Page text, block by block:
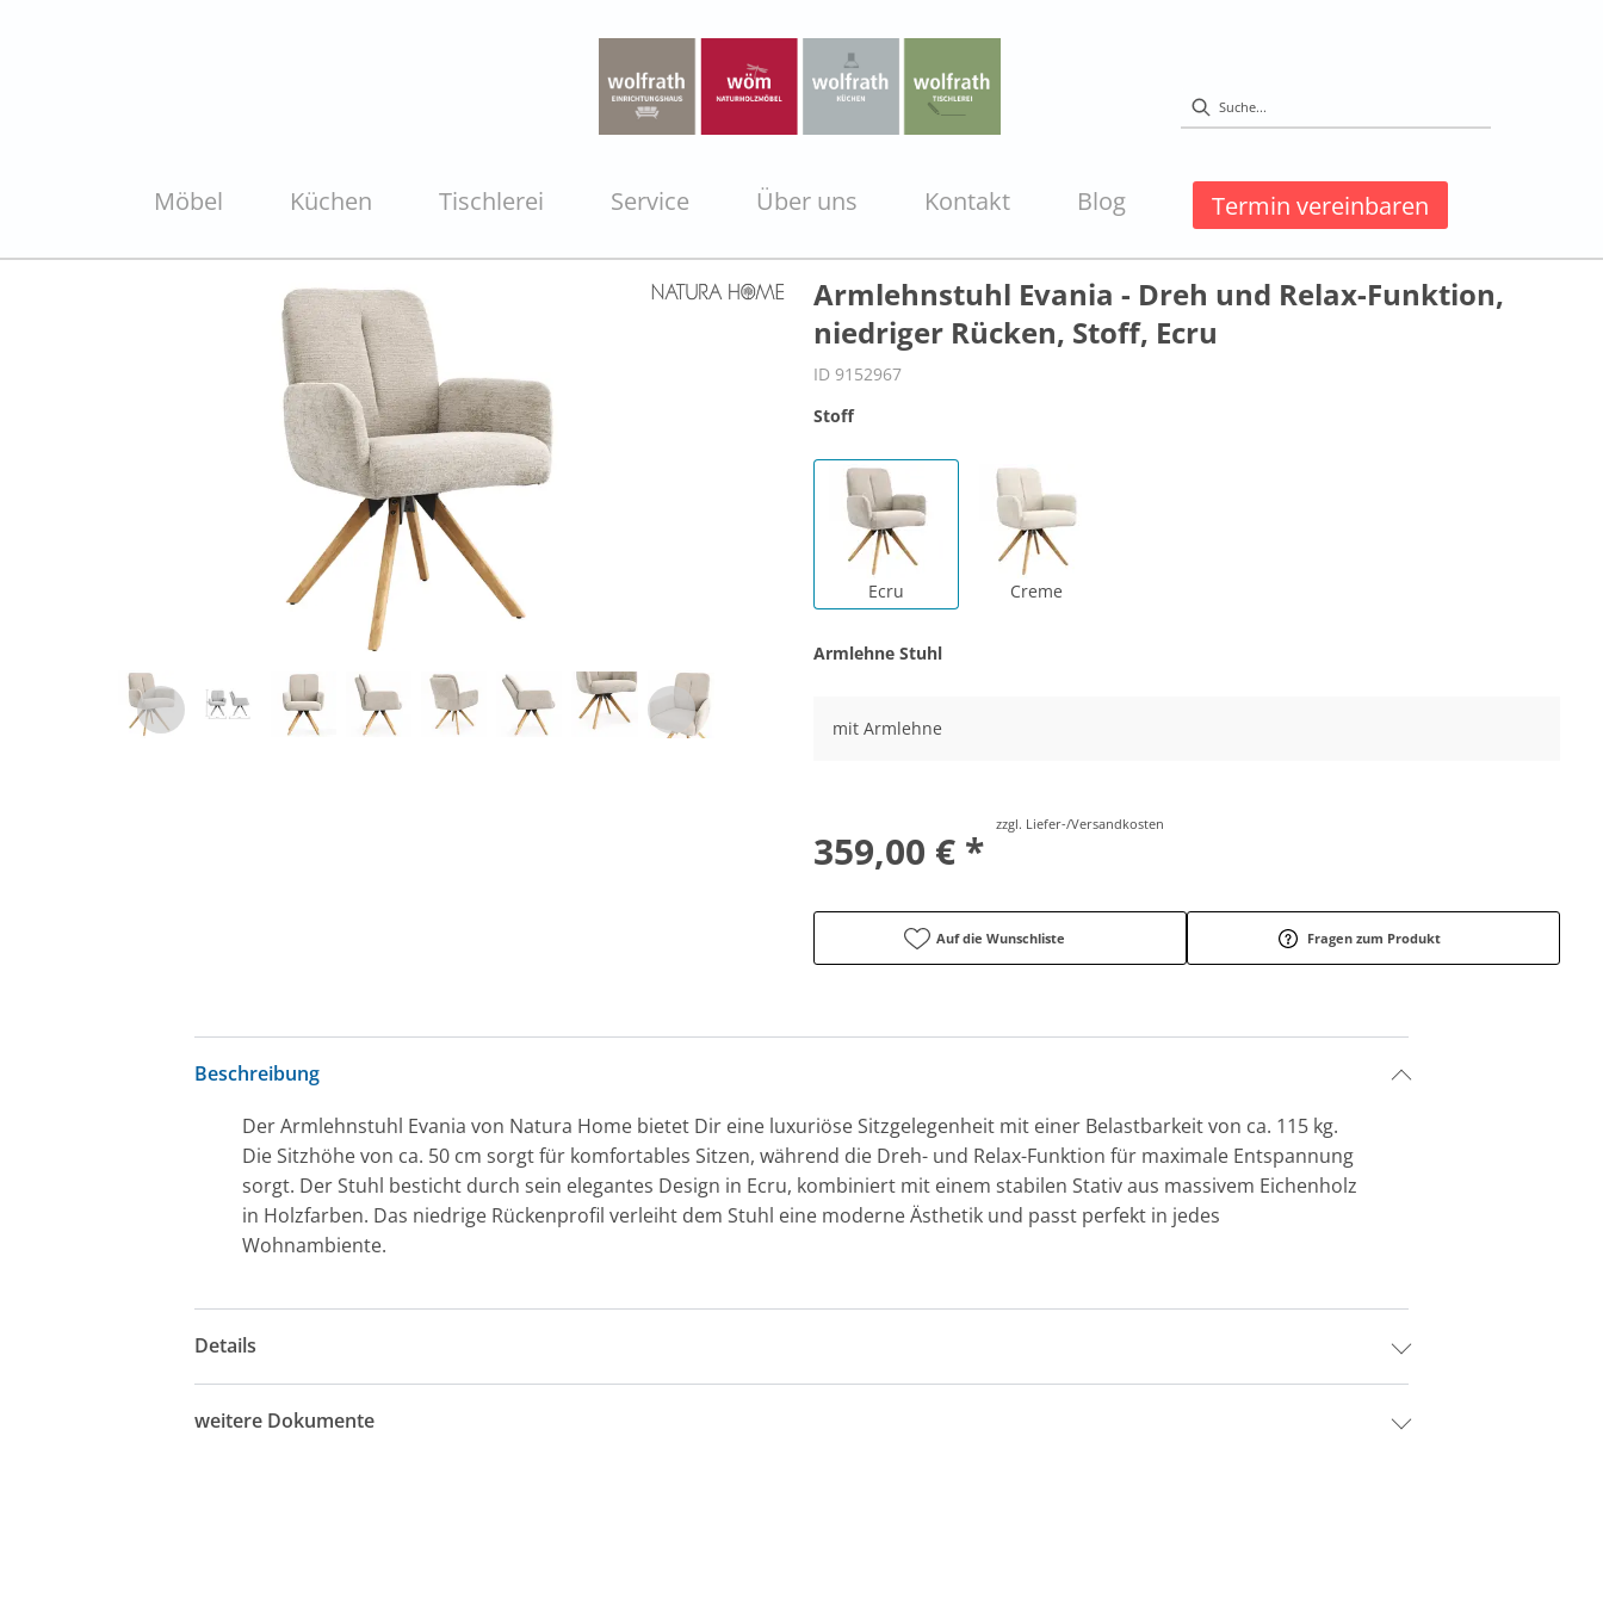
Möbel Küchen Tischlerei Service Über uns Kontakt Blog Termin vereinbaren
Armlehnstuhl Evania - Dreh und Relax-Funktion,
niedriger Rücken, Stoff, Ecru
ID 9152967
Stoff
Ecru Creme
Armlehne Stuhl
mit Armlehne
359,00 € *
zzgl. Liefer-/Versandkosten
Auf die Wunschliste Fragen zum Produkt
Beschreibung
Der Armlehnstuhl Evania von Natura Home bietet Dir eine luxuriöse Sitzgelegenheit mit einer Belastbarkeit von ca. 115 kg.
Die Sitzhöhe von ca. 50 cm sorgt für komfortables Sitzen, während die Dreh- und Relax-Funktion für maximale Entspannung
sorgt. Der Stuhl besticht durch sein elegantes Design in Ecru, kombiniert mit einem stabilen Stativ aus massivem Eichenholz
in Holzfarben. Das niedrige Rückenprofil verleiht dem Stuhl eine moderne Ästhetik und passt perfekt in jedes
Wohnambiente.
Details
weitere Dokumente